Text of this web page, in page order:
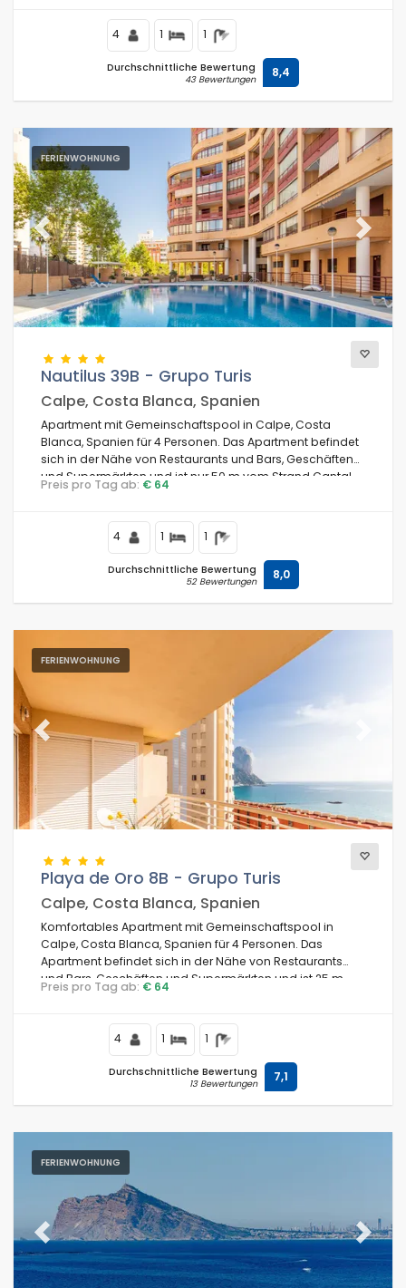
4 1 1
Durchschnittliche Bewertung
43 Bewertungen 8,4
FERIENWOHNUNG
Previous Next
Nautilus 39B - Grupo Turis
Calpe, Costa Blanca, Spanien
Apartment mit Gemeinschaftspool in Calpe, Costa
Blanca, Spanien für 4 Personen. Das Apartment befindet
sich in der Nähe von Restaurants und Bars, Geschäften
und Supermärkten und ist nur 50 m vom Strand Cantal
Roig entfernt.
Preis pro Tag ab: € 64
4 1 1
Durchschnittliche Bewertung
52 Bewertungen 8,0
FERIENWOHNUNG
Previous
Playa de Oro 8B - Grupo Turis
Calpe, Costa Blanca, Spanien
Komfortables Apartment mit Gemeinschaftspool in
Calpe, Costa Blanca, Spanien für 4 Personen. Das
Apartment befindet sich in der Nähe von Restaurants
und Bars, Geschäften und Supermärkten und ist 25 m
vom Strand entfernt.
Preis pro Tag ab: € 64
4 1 1
Durchschnittliche Bewertung
13 Bewertungen 7,1
FERIENWOHNUNG
Previous Next